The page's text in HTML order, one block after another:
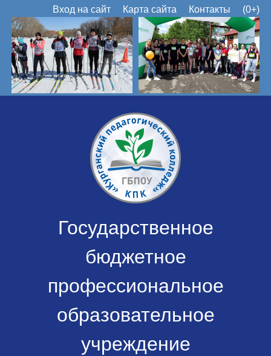
Вход на сайт Карта сайта Контакты (0+)
Государственное
бюджетное
профессиональное
образовательное
учреждение